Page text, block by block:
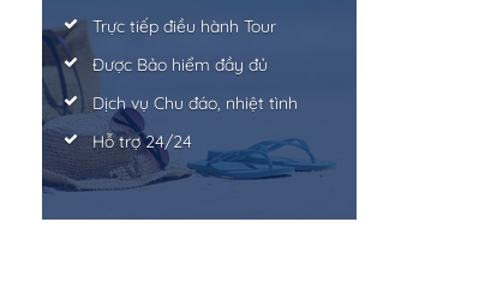
Trực tiếp điều hành Tour
Được Bảo hiểm đầy đủ
Dịch vụ Chu đáo, nhiệt tình
Hỗ trợ 24/24